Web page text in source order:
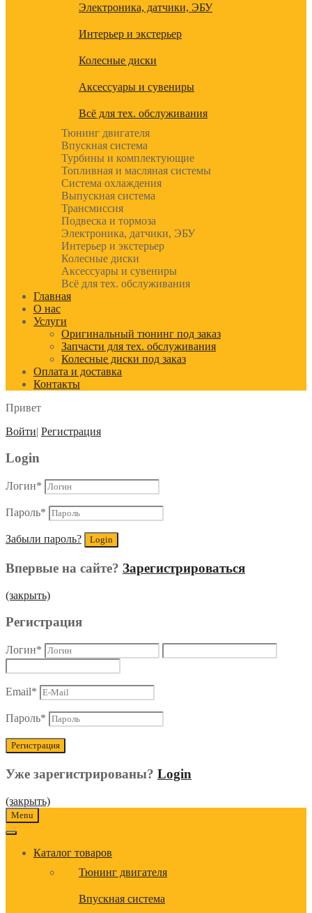
Электроника, датчики, ЭБУ
Интерьер и экстерьер
Колесные диски
Аксессуары и сувениры
Всё для тех. обслуживания
Тюнинг двигателя
Впускная система
Турбины и комплектующие
Топливная и масляная системы
Система охлаждения
Выпускная система
Трансмиссия
Подвеска и тормоза
Электроника, датчики, ЭБУ
Интерьер и экстерьер
Колесные диски
Аксессуары и сувениры
Всё для тех. обслуживания
Главная
О нас
Услуги
Оригинальный тюнинг под заказ
Запчасти для тех. обслуживания
Колесные диски под заказ
Оплата и доставка
Контакты
Привет
Войти| Регистрация
Login
Логин*
Пароль*
Забыли пароль?
Впервые на сайте? Зарегистрироваться
(закрыть)
Регистрация
Логин*
Email*
Пароль*
Уже зарегистрированы? Login
(закрыть)
Menu
Каталог товаров
Тюнинг двигателя
Впускная система